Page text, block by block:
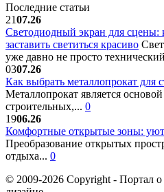
Последние статьи
2107.26
Светодиодный экран для сцены:
заставить светиться красиво
уже давно не просто
0307.26
Как выбрать металлопрокат для
Металлопрокат является
строительных,... 0
1906.26
Комфортные открытые зоны:
Преобразование открытых
отдыха... 0
© 2009-2026 Copyright - Портал о